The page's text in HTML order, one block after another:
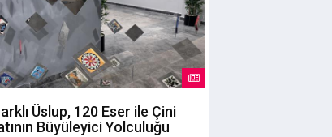
Üslup, 120 Eser ile Çini
Büyüleyici Yolculuğu